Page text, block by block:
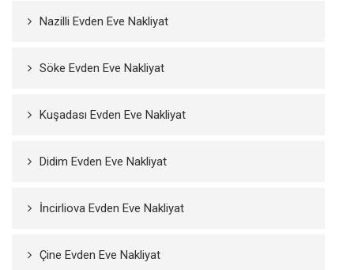
Nazilli Evden Eve Nakliyat
Söke Evden Eve Nakliyat
Kuşadası Evden Eve Nakliyat
Didim Evden Eve Nakliyat
İncirliova Evden Eve Nakliyat
Çine Evden Eve Nakliyat